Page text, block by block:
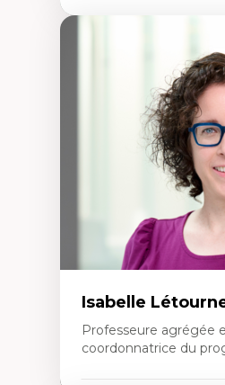
Ethnographie critique
d’apprentissage des
Approche
compétences
interculturelles
Didactique des langues
compétence
Andragogie
Méthodologies de
Isabelle
Professeure agrégée
coordonnatrice du